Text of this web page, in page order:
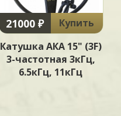
21000 ₽
Купить
Катушка АКА 15" (3F)
3-частотная 3кГц,
6.5кГц, 11кГц